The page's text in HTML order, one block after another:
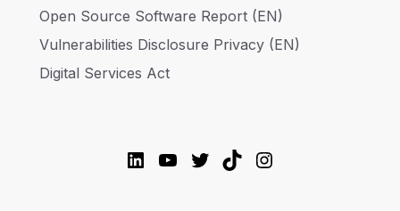
Open Source Software Report (EN)
Vulnerabilities Disclosure Privacy (EN)
Digital Services Act
LinkedIn
YouTube
Twitter
TikTokInstagram